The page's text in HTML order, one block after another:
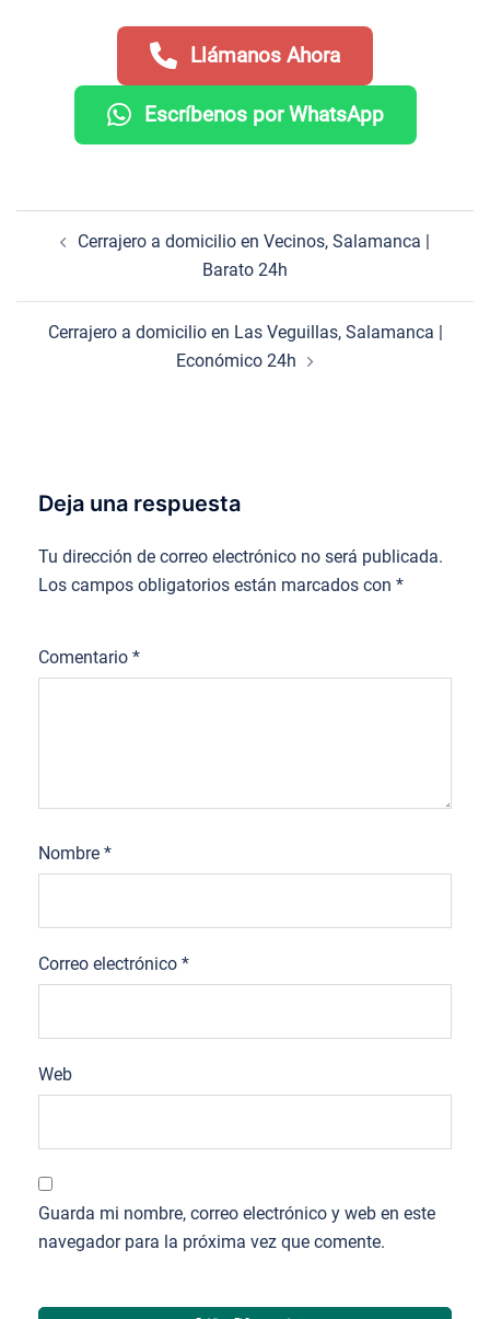
Llámanos Ahora
Escríbenos por WhatsApp
Cerrajero a domicilio en Vecinos, Salamanca |
Barato 24h
Cerrajero a domicilio en Las Veguillas, Salamanca |
Económico 24h
Deja una respuesta
Tu dirección de correo electrónico no será publicada.
Los campos obligatorios están marcados con *
Comentario *
Nombre *
Correo electrónico *
Web
Guarda mi nombre, correo electrónico y web en este
navegador para la próxima vez que comente.